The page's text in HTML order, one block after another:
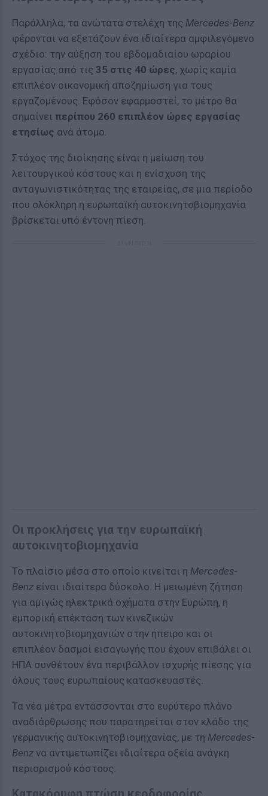
Παράλληλα, τα ανώτατα στελέχη της Mercedes-Benz
φέρονται να εξετάζουν ένα ιδιαίτερα αμφιλεγόμενο
σχέδιο: την αύξηση του εβδομαδιαίου ωραρίου
εργασίας από τις 35 στις 40 ώρες, χωρίς καμία
επιπλέον οικονομική αποζημίωση για τους
εργαζομένους. Εφόσον εφαρμοστεί, το μέτρο θα
σημαίνει περίπου 260 επιπλέον ώρες εργασίας
ετησίως ανά άτομο.
Στόχος της διοίκησης είναι η μείωση του
λειτουργικού κόστους και η ενίσχυση της
ανταγωνιστικότητας της εταιρείας, σε μια περίοδο
που ολόκληρη η ευρωπαϊκή αυτοκινητοβιομηχανία
βρίσκεται υπό έντονη πίεση.
Οι προκλήσεις για την ευρωπαϊκή
αυτοκινητοβιομηχανία
Το πλαίσιο μέσα στο οποίο κινείται η Mercedes-
Benz είναι ιδιαίτερα δύσκολο. Η μειωμένη ζήτηση
για αμιγώς ηλεκτρικά οχήματα στην Ευρώπη, η
εμπορική επέκταση των κινεζικών
αυτοκινητοβιομηχανιών στην ήπειρο και οι
επιπλέον δασμοί εισαγωγής που έχουν επιβάλει οι
ΗΠΑ συνθέτουν ένα περιβάλλον ισχυρής πίεσης για
όλους τους ευρωπαίους κατασκευαστές.
Τα νέα μέτρα εντάσσονται στο ευρύτερο πλάνο
αναδιάρθρωσης που παρατηρείται στον κλάδο της
γερμανικής αυτοκινητοβιομηχανίας, με τη Mercedes-
Benz να αντιμετωπίζει ιδιαίτερα οξεία ανάγκη
περιορισμού κόστους.